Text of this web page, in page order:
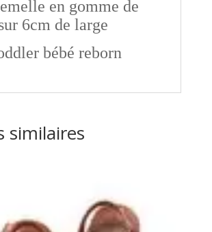
en gomme de
6cm de large
bébé reborn
similaires